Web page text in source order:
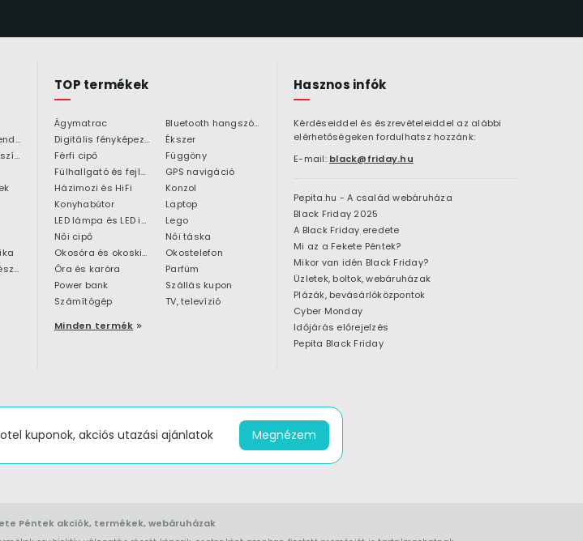
Bútor és lakberendezés
Ékszer és kiegészítő
Szépség és egészség
TOP termékek
Ágymatrac
Bluetooth hangszóró
Digitális fényképezőgép
Ékszer
Férfi cipő
Függöny
Fülhallgató és fejlhallgató
GPS navigáció
Házimozi és HiFi
Konzol
Konyhabútor
Laptop
LED lámpa és LED izzó
Lego
Női cipő
Női táska
Okosóra és okoskiegészítő
Okostelefon
Óra és karóra
Parfüm
Power bank
Szállás kupon
Számítógép
TV, televízió
Minden termék
Hasznos infók
Kérdéseiddel és észrevételeiddel az alábbi
elérhetőségeken fordulhatsz hozzánk:
E-mail: black@friday.hu
Pepita.hu - A család webáruháza
Black Friday 2025
A Black Friday eredete
Mi az a Fekete Péntek?
Mikor van idén Black Friday?
Üzletek, boltok, webáruházak
Plázák, bevásárlóközpontok
Cyber Monday
Időjárás előrejelzés
Pepita Black Friday
kuponok, akciós utazási ajánlatok Megnézem
Péntek akciók, termékek, webáruházak